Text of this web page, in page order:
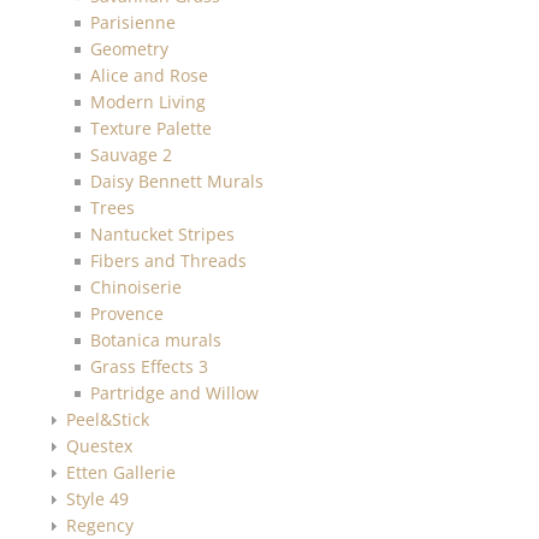
Parisienne
Geometry
Alice and Rose
Modern Living
Texture Palette
Sauvage 2
Daisy Bennett Murals
Trees
Nantucket Stripes
Fibers and Threads
Chinoiserie
Provence
Botanica murals
Grass Effects 3
Partridge and Willow
Peel&Stick
Questex
Etten Gallerie
Style 49
Regency